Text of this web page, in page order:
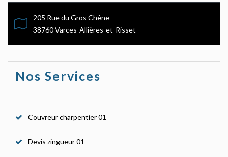
205 Rue du Gros Chêne
38760 Varces-Allières-et-Risset
Nos Services
Couvreur charpentier 01
Devis zingueur 01